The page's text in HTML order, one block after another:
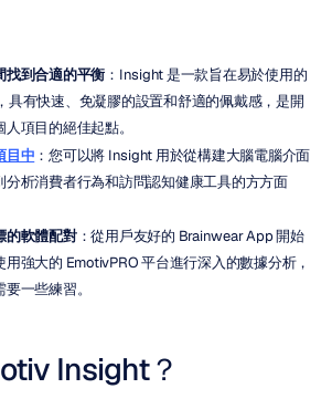
找到合適的平衡 ：Insight 是一款旨在易於使用的
具有快速、免凝膠的設置和舒適的佩戴感，是開
項目的絕佳起點。
目中 ：您可以將 Insight 用於從構建大腦電腦介面
分析消費者行為和訪問認知健康工具的方方面
的軟體配對：從用戶友好的 Brainwear App 開始
強大的 EmotivPRO 平台進行深入的數據分析，
一些練習。
Insight？